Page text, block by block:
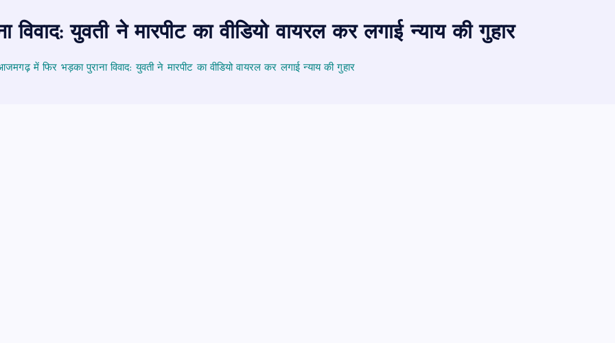
युवती ने मारपीट का वीडियो वायरल कर लगाई न्याय की गुहार
में फिर भड़का पुराना विवाद: युवती ने मारपीट का वीडियो वायरल कर लगाई न्याय की गुहार